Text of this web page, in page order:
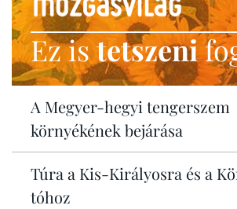
Ez istetszeni
A Megyer-hegyi tengerszem
környékének bejárása
Túra a Kis-Királyosra és a
tóhoz